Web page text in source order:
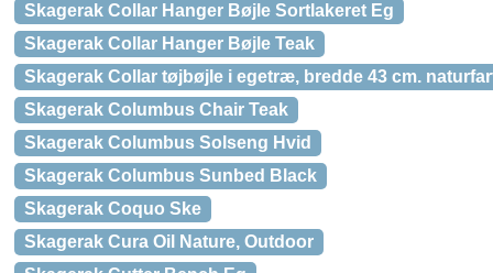
Skagerak Collar Hanger Bøjle Sortlakeret Eg
Skagerak Collar Hanger Bøjle Teak
Skagerak Collar tøjbøjle i egetræ, bredde 43 cm.
Skagerak Columbus Chair Teak
Skagerak Columbus Solseng Hvid
Skagerak Columbus Sunbed Black
Skagerak Coquo Ske
Skagerak Cura Oil Nature, Outdoor